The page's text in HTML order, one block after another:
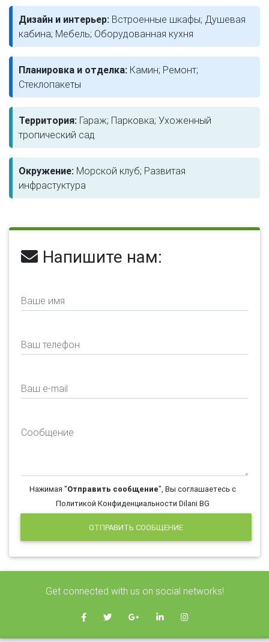
Дизайн и интерьер: Встроенные шкафы; Душевая
кабина; Мебель; Оборудованная кухня
Планировка и отделка: Камин; Ремонт;
Стеклопакеты
Территория: Гараж; Парковка; Ухоженный
тропический сад
Окружение: Морской клуб; Развитая
инфрастуктура
Напишите нам:
Ваше имя
Ваш телефон
Ваш e-mail
Сообщение
Нажимая "Отправить сообщение", Вы соглашаетесь с
Политикой Конфиденциальности Dilani BG
ОТПРАВИТЬ СООБЩЕНИЕ
Get connected with us on social networks!